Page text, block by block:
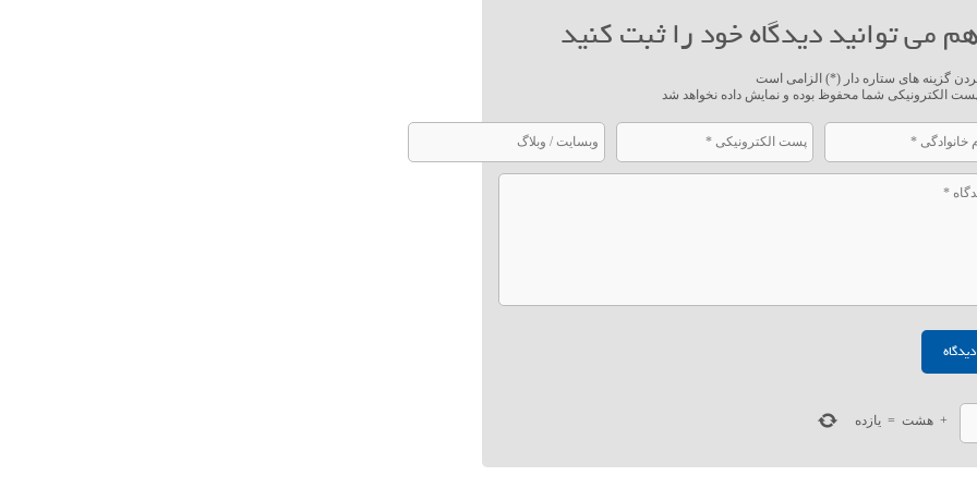
می توانید دیدگاه خود را ثبت کنید
گزینه های ستاره دار (*) الزامی است
الکترونیکی شما محفوظ بوده و نمایش داده نخواهد شد
+ هشت = یازده